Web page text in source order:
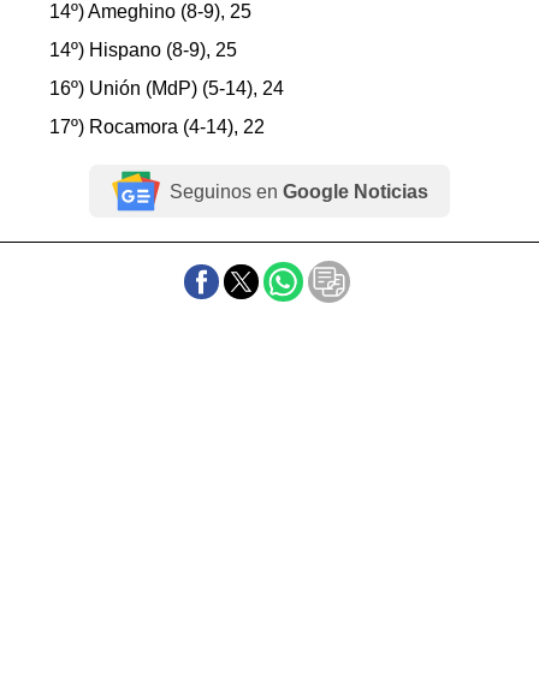
14º) Ameghino (8-9), 25
14º) Hispano (8-9), 25
16º) Unión (MdP) (5-14), 24
17º) Rocamora (4-14), 22
Seguinos en Google Noticias